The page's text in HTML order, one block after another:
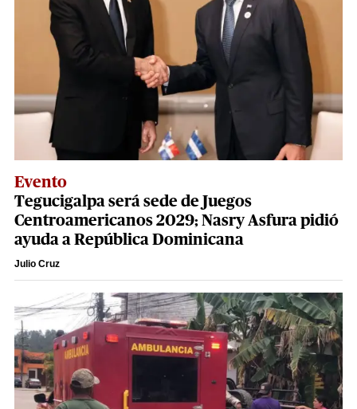
Evento
Tegucigalpa será sede de Juegos
Centroamericanos 2029; Nasry Asfura pidió
ayuda a República Dominicana
Julio Cruz